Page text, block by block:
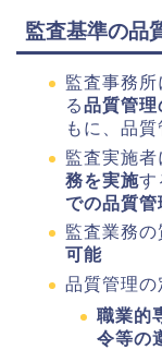
監査基準の品
監査事務所
る品質管理
もに、品
監査実施者
務を実施す
での品質管
監査業務の
可能
品質管理の
職業的
令等の